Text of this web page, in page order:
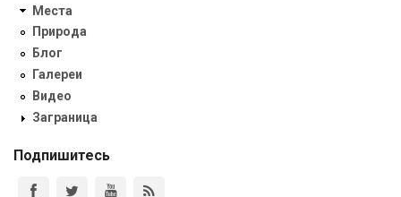
Места
Природа
Блог
Галереи
Видео
Заграница
Подпишитесь